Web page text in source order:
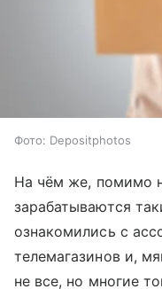
Фото: Depositphotos
На чём же, помимо
зарабатываются
ознакомились с
телемагазинов и,
не все, но многие